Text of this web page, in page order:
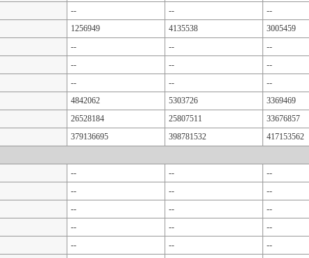
-- -- --
1256949 4135538 3005459
-- -- --
-- -- --
-- -- --
4842062 5303726 3369469
26528184 25807511 33676857
379136695 398781532 417153562
-- -- --
-- -- --
-- -- --
-- -- --
-- -- --